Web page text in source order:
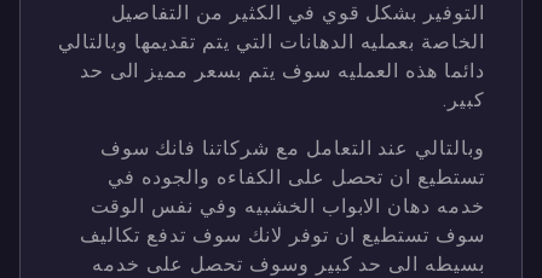
التوفير بشكل قوي في الكثير من التفاصيل
الخاصة بعمليه الدهانات التي يتم تقديمها وبالتالي
دائما هذه العمليه سوف يتم بسعر مميز الى حد
كبير.
وبالتالي عند التعامل مع شركاتنا فانك سوف
تستطيع ان تحصل على الكفاءه والجوده في
خدمه دهان الابواب الخشبيه وفي نفس الوقت
سوف تستطيع ان توفر لانك سوف تدفع تكاليف
بسيطه الى حد كبير وسوف تحصل على خدمه